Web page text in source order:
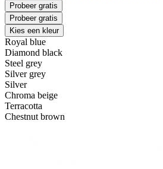
Probeer gratis
Probeer gratis
Kies een kleur
Royal blue
Diamond black
Steel grey
Silver grey
Silver
Chroma beige
Terracotta
Chestnut brown